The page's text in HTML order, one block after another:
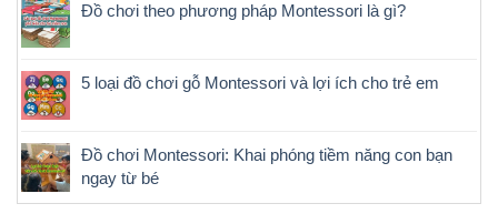
Đồ chơi theo phương pháp Montessori là gì?
5 loại đồ chơi gỗ Montessori và lợi ích cho trẻ em
Đồ chơi Montessori: Khai phóng tiềm năng con bạn
ngay từ bé